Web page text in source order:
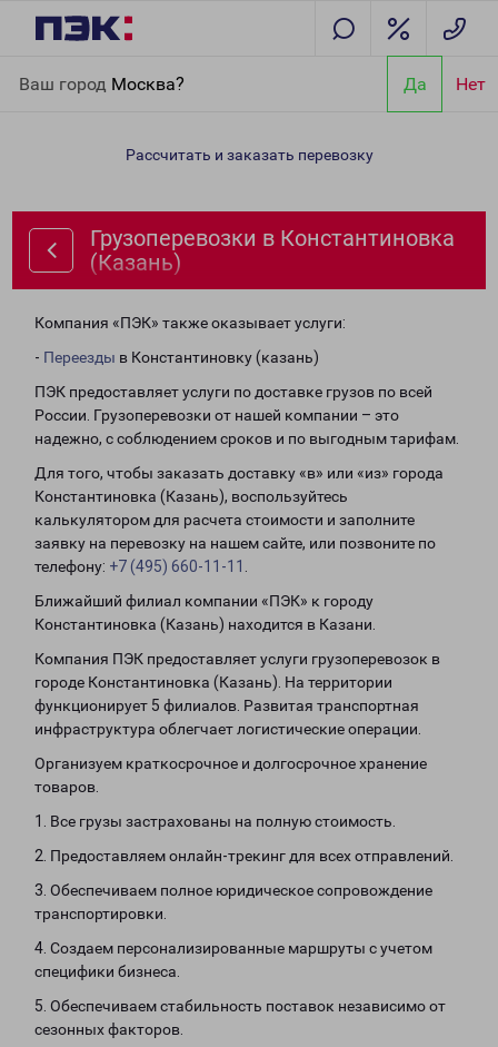
Ваш город Москва? Да Нет
(Казань)
Рассчитать и заказать перевозку
Грузоперевозки в Константиновка
(Казань)
Компания «ПЭК» также оказывает услуги:
- Переезды в Константиновку (казань)
ПЭК предоставляет услуги по доставке грузов по всей
России. Грузоперевозки от нашей компании – это
надежно, с соблюдением сроков и по выгодным тарифам.
Для того, чтобы заказать доставку «в» или «из» города
Константиновка (Казань), воспользуйтесь
калькулятором для расчета стоимости и заполните
заявку на перевозку на нашем сайте, или позвоните по
телефону: +7 (495) 660-11-11
Ближайший филиал компании «ПЭК» к городу
Константиновка (Казань) находится в Казани.
Компания ПЭК предоставляет услуги грузоперевозок в
городе Константиновка (Казань). На территории
функционирует 5 филиалов. Развитая транспортная
инфраструктура облегчает логистические операции.
Организуем краткосрочное и долгосрочное хранение
товаров.
1. Все грузы застрахованы на полную стоимость.
2. Предоставляем онлайн-трекинг для всех отправлений.
3. Обеспечиваем полное юридическое сопровождение
транспортировки.
4. Создаем персонализированные маршруты с учетом
специфики бизнеса.
5. Обеспечиваем стабильность поставок независимо от
сезонных факторов.